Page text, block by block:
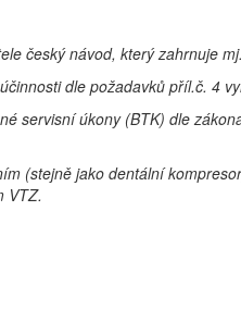
český návod, který zahrnuje
dle požadavků příl.č. 4
servisní úkony (BTK) dle
(stejně jako dentální
VTZ.